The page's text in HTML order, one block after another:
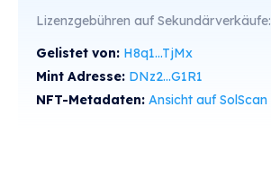
Lizenzgebühren auf Sekundärverkäufe:
Gelistet von: H8q1...TjMx
Mint Adresse: DNz2...G1R1
NFT-Metadaten: Ansicht auf SolScan